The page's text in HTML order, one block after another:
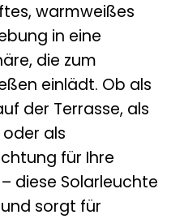
warmweißes
in eine
die zum
einlädt. Ob als
der Terrasse, als
als
für Ihre
diese Solarleuchte
sorgt für